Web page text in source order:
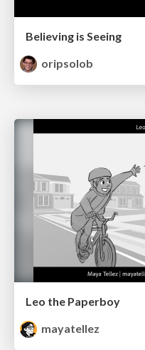
Believing is Seeing
oripsolob
Leo the Paperboy
mayatellez